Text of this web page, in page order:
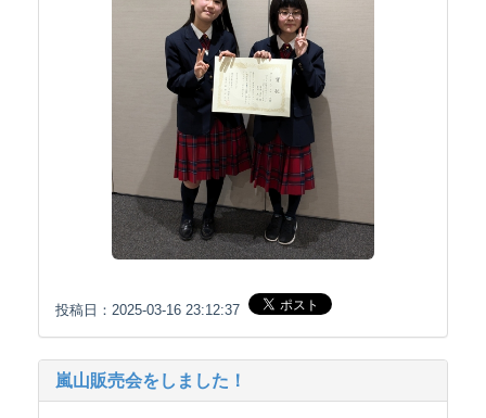
投稿日：2025-03-16 23:12:37
嵐山販売会をしました！